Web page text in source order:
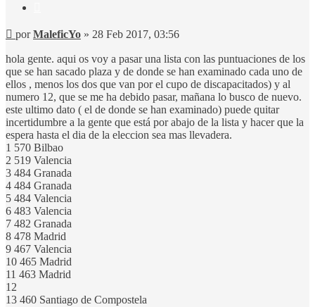
Mensaje
porMaleficYo » 28 Feb 2017, 03:56
hola gente. aqui os voy a pasar una lista con las puntuaciones de los
que se han sacado plaza y de donde se han examinado cada uno de
ellos , menos los dos que van por el cupo de discapacitados) y al
numero 12, que se me ha debido pasar, mañana lo busco de nuevo.
este ultimo dato ( el de donde se han examinado) puede quitar
incertidumbre a la gente que está por abajo de la lista y hacer que la
espera hasta el dia de la eleccion sea mas llevadera.
1 570 Bilbao
2 519 Valencia
3 484 Granada
4 484 Granada
5 484 Valencia
6 483 Valencia
7 482 Granada
8 478 Madrid
9 467 Valencia
10 465 Madrid
11 463 Madrid
12
13 460 Santiago de Compostela